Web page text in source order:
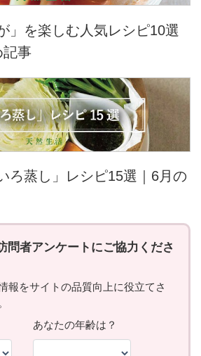
」を楽しむ人気レシピ10選
記事
ろ蒸し」レシピ15選｜6月の